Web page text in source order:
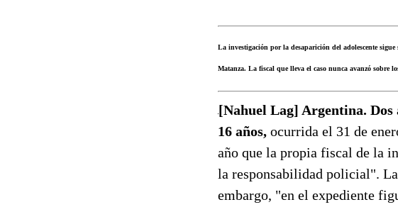
La investigación por la desaparición del adolescente
Matanza. La fiscal que lleva el caso nunca avanzó sobre
[Nahuel Lag] Argentina. Dos
16 años, ocurrida el 31 de
año que la propia fiscal de la
la responsabilidad policial". La
embargo, "en el expediente